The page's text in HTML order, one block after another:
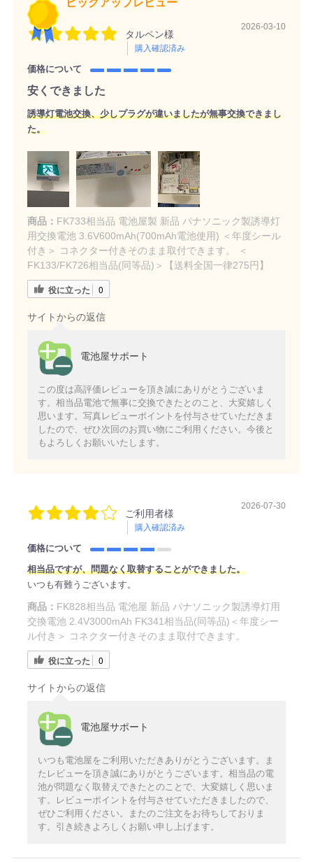
ピックアップレビュー
タルペン様
購入確認済み
2026-03-10
価格について
安くできました
誘導灯電池交換、少しプラグが違いましたが無事交換できまし
た。
商品： FK733相当品 電池屋製 新品 パナソニック製誘導灯
用交換電池 3.6V600mAh(700mAh電池使用) ＜年度シール
付き＞ コネクター付きそのまま取付できます。 ＜
FK133/FK726相当品(同等品)＞【送料全国一律275円】
役に立った 0
サイトからの返信
電池屋サポート
この度は高評価レビューを頂き誠にありがとうございま
す。相当品電池で無事に交換できたとのこと、大変嬉しく
思います。写真レビューポイントを付与させていただきま
したので、ぜひ次回のお買い物にご利用ください。今後と
もよろしくお願いいたします。
ご利用者様
購入確認済み
2026-07-30
価格について
相当品ですが、問題なく取替することができました。
いつも有難うございます。
商品： FK828相当品 電池屋 新品 パナソニック製誘導灯用
交換電池 2.4V3000mAh FK341相当品(同等品)＜年度シー
ル付き＞ コネクター付きそのまま取付できます。
役に立った 0
サイトからの返信
電池屋サポート
いつも電池屋をご利用いただきありがとうございます。ま
たレビューを頂き誠にありがとうございます。相当品の電
池が問題なく取替えできたとのことで、大変嬉しく思いま
す。レビューポイントを付与させていただきましたので、
ぜひご利用ください。またのご注文をお待ちしておりま
す。引き続きよろしくお願い申し上げます。